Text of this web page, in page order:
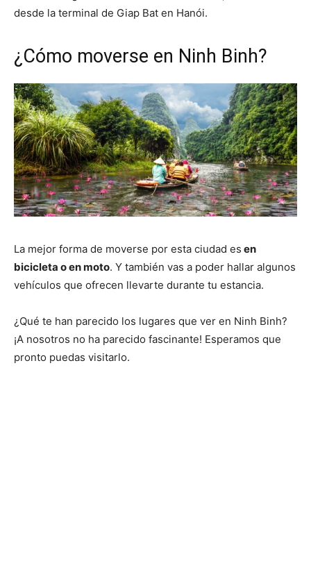
desde la terminal de Giap Bat en Hanói.
¿Cómo moverse en Ninh Binh?
La mejor forma de moverse por esta ciudad es en
bicicleta o en moto. Y también vas a poder hallar algunos
vehículos que ofrecen llevarte durante tu estancia.
¿Qué te han parecido los lugares que ver en Ninh Binh?
¡A nosotros no ha parecido fascinante! Esperamos que
pronto puedas visitarlo.